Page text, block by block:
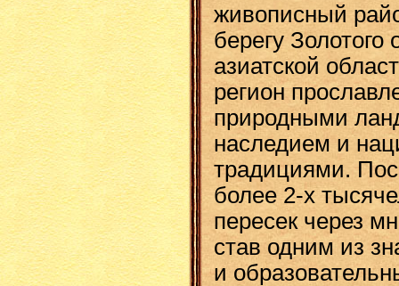
живописный
берегу Золотого
азиатской
регион
природными
наследием и
традициями.
более 2-х
пересек через
став одним из
и